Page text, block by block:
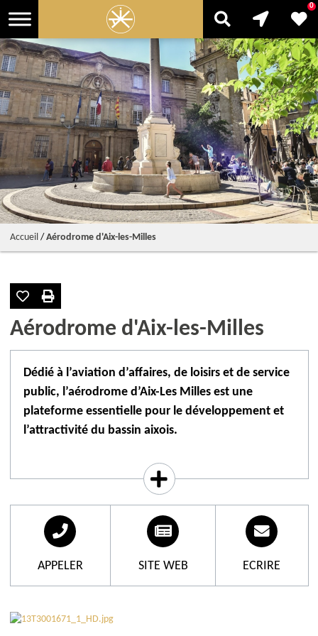
0
Accueil/ Aérodrome d'Aix-les-Milles
Aérodrome d'Aix-les-Milles
Dédié à l’aviation d’affaires, de loisirs et de service
public, l’aérodrome d’Aix-Les Milles est une
plateforme essentielle pour le développement et
l’attractivité du bassin aixois.
Cet aérodrome est géré par la société Edeis et est
ouvert au trafic national et international
commercial non régulier, aux avions privés et aux
VFR. Le trafic maximum s'élève à environ 60 000
mouvements d'avions par an. Sa piste peut accueillir
l'aérodrome :
APPELER SITE WEB ECRIRE